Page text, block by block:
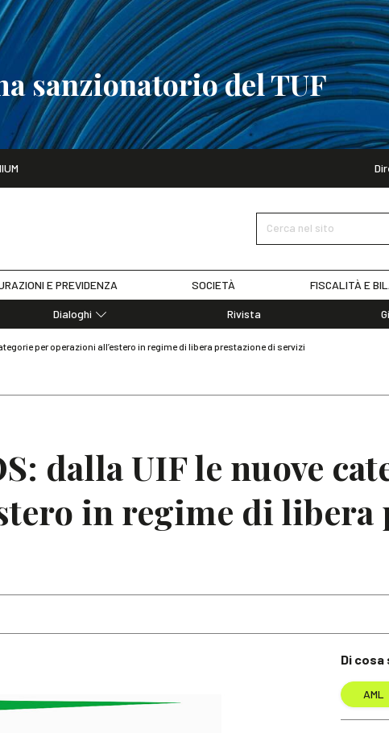
sanzionatorio del TUF
Cerca nel sito
E PREVIDENZA SOCIETÀ FISCALITÀ E
Dialoghi
Rivista
per operazioni all’estero in regime di libera prestazione di servizi
dalla UIF le nuove
in regime di libera
Di
AML